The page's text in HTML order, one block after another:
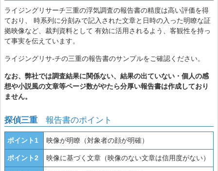
ライジングリサーチ三重の浮気調査の報告書の精度は高い評価を得
ており、 時系列に分刻みで記入された文章と日時の入った明瞭な証
拠映像など、裁判資料として 有効に活用されるよう、客観性を持っ
て事実を伝えています。
ライジングリサ-チの三重の報告書のサンプルをご確認ください。
なお、弊社では調査結果に関係ない、結果の出ていない・個人の感
想や小説風の文章等ページ数がやたら分厚い報告書は作成しており
ません。
探偵三重 報告書のポイント
ポイント1 映像が明瞭（対象者の顔が明確）
ポイント2 映像に基づく文章（映像のない文章は信用度がない）